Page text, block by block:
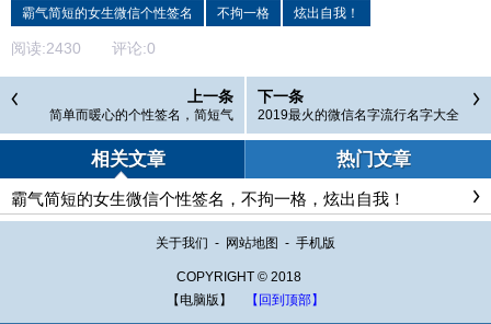
霸气简短的女生微信个性签名 不拘一格 炫出自我！
阅读:2430 评论:0
上一条
简单而暖心的个性签名，简短气
质，女生一看就喜欢！
下一条
2019最火的微信名字流行名字大全
相关文章 热门文章
霸气简短的女生微信个性签名，不拘一格，炫出自我！
关于我们 - 网站地图 - 手机版
COPYRIGHT © 2018
【电脑版】
【回到顶部】